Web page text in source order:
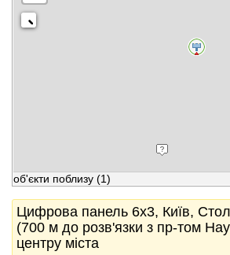
об'єкти поблизу (1)
Цифрова панель 6x3, Київ,
(700 м до розв'язки з пр-том
центру міста